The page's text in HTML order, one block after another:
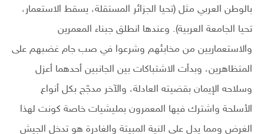
بالوطن العربي مثل (تحيا الجزائر المستقلة، يسقط الاستعمار،
تحيا الجامعة العربية). وعندها انطلق جبناء المعمرين
والاستعماريين من مخابئهم وشرعوا في صب جام غضبهم على
المتظاهرين، وبدأت الاشتباكات بين الجانبين أحدهما أعزل
وسلاحه الإيمان بقضيته العادلة، والآخر مدجّج بكل أنواع
الأسلحة واشترك فيها المعمرون بمليشيات خاصة كونت لهذا
الغرض ومما يدل على النية المبيتة والغادرة هو تدخل الجيش